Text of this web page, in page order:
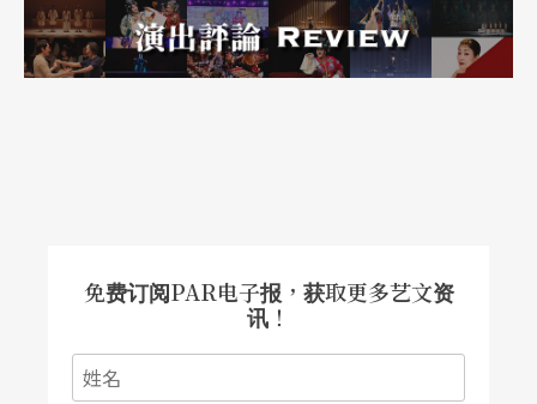
免费订阅PAR电子报，获取更多艺文资
讯！